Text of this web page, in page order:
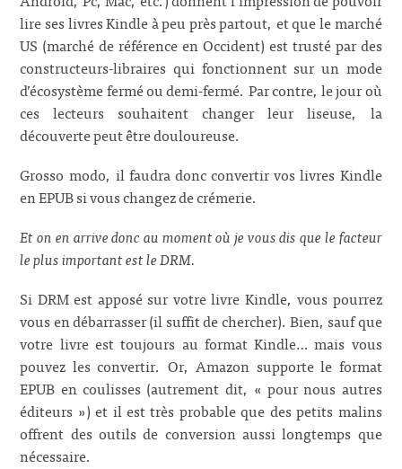
lire ses livres Kindle à peu près partout, et que le marché
US (marché de référence en Occident) est trusté par des
constructeurs-libraires qui fonctionnent sur un mode
d’écosystème fermé ou demi-fermé. Par contre, le jour où
ces lecteurs souhaitent changer leur liseuse, la
découverte peut être douloureuse.
Grosso modo, il faudra donc convertir vos livres Kindle
en EPUB si vous changez de crémerie.
Et on en arrive donc au moment où je vous dis que le facteur
le plus important est le DRM.
Si DRM est apposé sur votre livre Kindle, vous pourrez
vous en débarrasser (il suffit de chercher). Bien, sauf que
votre livre est toujours au format Kindle… mais vous
pouvez les convertir. Or, Amazon supporte le format
EPUB en coulisses (autrement dit, « pour nous autres
éditeurs ») et il est très probable que des petits malins
offrent des outils de conversion aussi longtemps que
nécessaire.